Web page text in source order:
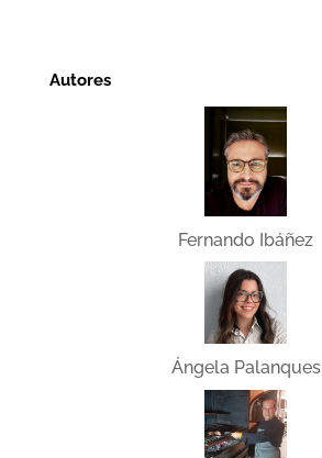
Autores
Fernando Ibáñez
Ángela Palanques